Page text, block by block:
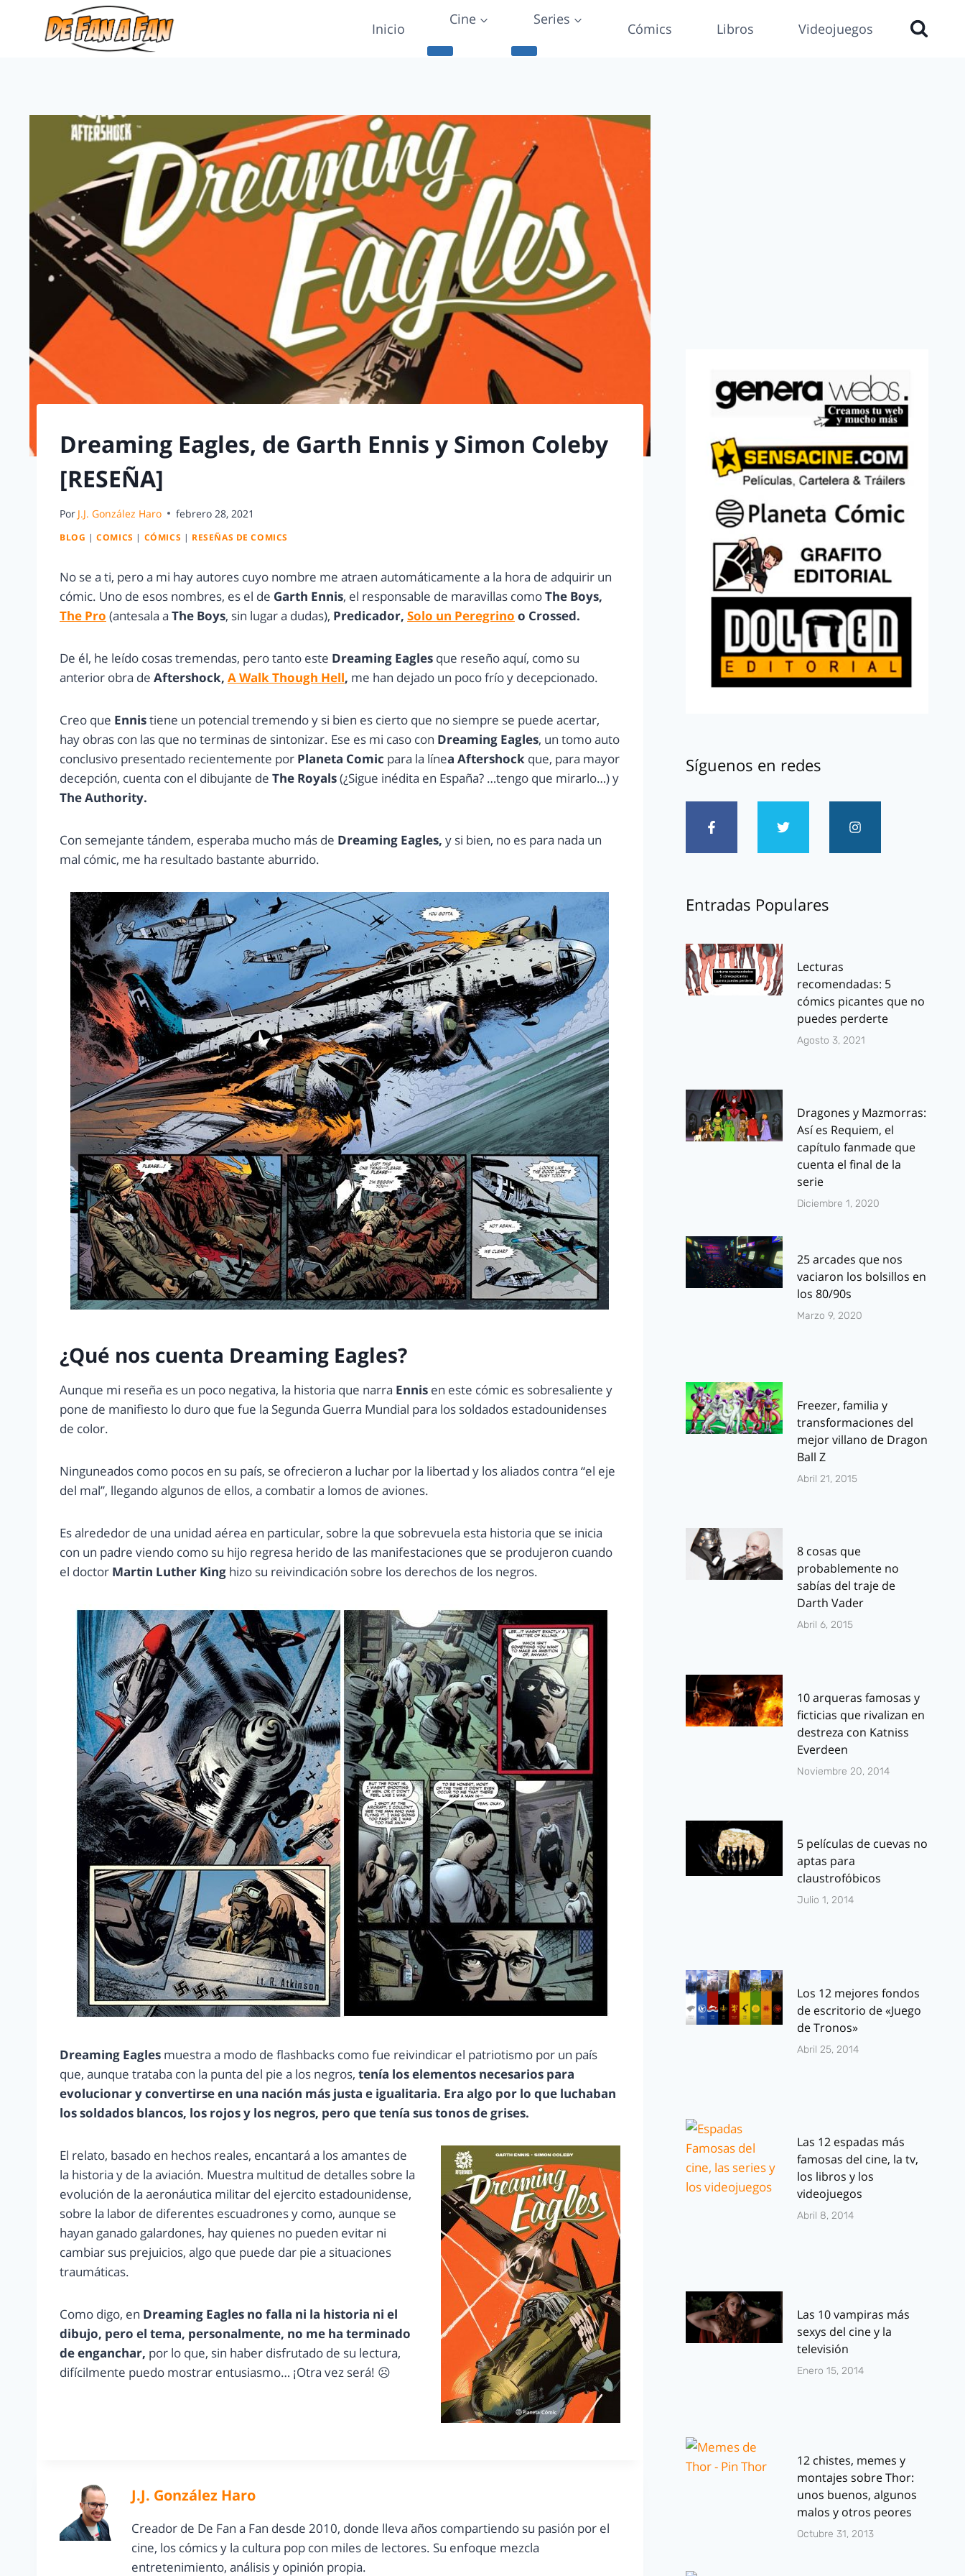
Inicio
Cine Series
Cómics Libros Videojuegos
Dreaming Eagles, de Garth Ennis y Simon Coleby
[RESEÑA]
Por J.J. González Haro febrero 28, 2021
BLOG |COMICS | CÓMICS | RESEÑAS DE COMICS
No se a ti, pero a mi hay autores cuyo nombre me atraen automáticamente a la hora de adquirir un
cómic. Uno de esos nombres, es el de Garth Ennis, el responsable de maravillas comoThe Boys,
The Pro (antesala a The Boys, sin lugar a dudas), Predicador, Solo un Peregrino o Crossed.
De él, he leído cosas tremendas, pero tanto este Dreaming Eagles que reseño aquí, como su
anterior obra de Aftershock, A Walk Though Hell, me han dejado un poco frío y decepcionado.
Creo que Ennistiene un potencial tremendo y si bien es cierto que no siempre se puede acertar,
hay obras con las que no terminas de sintonizar. Ese es mi caso con Dreaming Eagles, un tomo auto
conclusivo presentado recientemente por Planeta Comic para la línea Aftershock que, para mayor
decepción, cuenta con el dibujante de The Royals(¿Sigue inédita en España? …tengo que mirarlo…) y
The Authority.
Con semejante tándem, esperaba mucho más de Dreaming Eagles, y si bien, no es para nada un
mal cómic, me ha resultado bastante aburrido.
¿Qué nos cuenta Dreaming Eagles?
Aunque mi reseña es un poco negativa, la historia que narra Ennis en este cómic es sobresaliente y
pone de manifiesto lo duro que fue la Segunda Guerra Mundial para los soldados estadounidenses
de color.
Ninguneados como pocos en su país, se ofrecieron a luchar por la libertad y los aliados contra “el eje
del mal”, llegando algunos de ellos, a combatir a lomos de aviones.
Es alrededor de una unidad aérea en particular, sobre la que sobrevuela esta historia que se inicia
con un padre viendo como su hijo regresa herido de las manifestaciones que se produjeron cuando
el doctor Martin Luther King hizo su reivindicación sobre los derechos de los negros.
Dreaming Eagles muestra a modo de flashbacks como fue reivindicar el patriotismo por un país
que, aunque trataba con la punta del pie a los negros, tenía los elementos necesarios para
evolucionar y convertirse en una nación más justa e igualitaria. Era algo por lo que luchaban
los soldados blancos, los rojos y los negros, pero que tenía sus tonos de grises.
El relato, basado en hechos reales, encantará a los amantes de
la historia y de la aviación. Muestra multitud de detalles sobre la
evolución de la aeronáutica militar del ejercito estadounidense,
sobre la labor de diferentes escuadrones y como, aunque se
hayan ganado galardones, hay quienes no pueden evitar ni
cambiar sus prejuicios, algo que puede dar pie a situaciones
traumáticas.
Como digo, en Dreaming Eagles no falla ni la historia ni el
dibujo, pero el tema, personalmente, no me ha terminado
de enganchar, por lo que, sin haber disfrutado de su lectura,
difícilmente puedo mostrar entusiasmo… ¡Otra vez será! ☹
J.J. González Haro
Creador de De Fan a Fan desde 2010, donde lleva años compartiendo su pasión por el
cine, los cómics y la cultura pop con miles de lectores. Su enfoque mezcla
entretenimiento, análisis y opinión propia.
Síguenos en redes
Entradas Populares
Lecturas
recomendadas: 5
cómics picantes que no
puedes perderte
Agosto 3, 2021
Dragones y Mazmorras:
Así es Requiem, el
capítulo fanmade que
cuenta el final de la
serie
Diciembre 1, 2020
25 arcades que nos
vaciaron los bolsillos en
los 80/90s
Marzo 9, 2020
Freezer, familia y
transformaciones del
mejor villano de Dragon
Ball Z
Abril 21, 2015
8 cosas que
probablemente no
sabías del traje de
Darth Vader
Abril 6, 2015
10 arqueras famosas y
ficticias que rivalizan en
destreza con Katniss
Everdeen
Noviembre 20, 2014
5 películas de cuevas no
aptas para
claustrofóbicos
Julio 1, 2014
Los 12 mejores fondos
de escritorio de «Juego
de Tronos»
Abril 25, 2014
Las 12 espadas más
famosas del cine, la tv,
los libros y los
videojuegos
Abril 8, 2014
Las 10 vampiras más
sexys del cine y la
televisión
Enero 15, 2014
12 chistes, memes y
montajes sobre Thor:
unos buenos, algunos
malos y otros peores
Octubre 31, 2013